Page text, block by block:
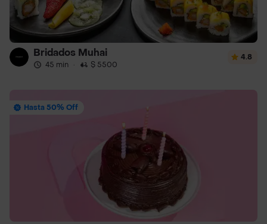
Bridados Muhai
45 min · $ 5500
4.8
Hasta 50% Off